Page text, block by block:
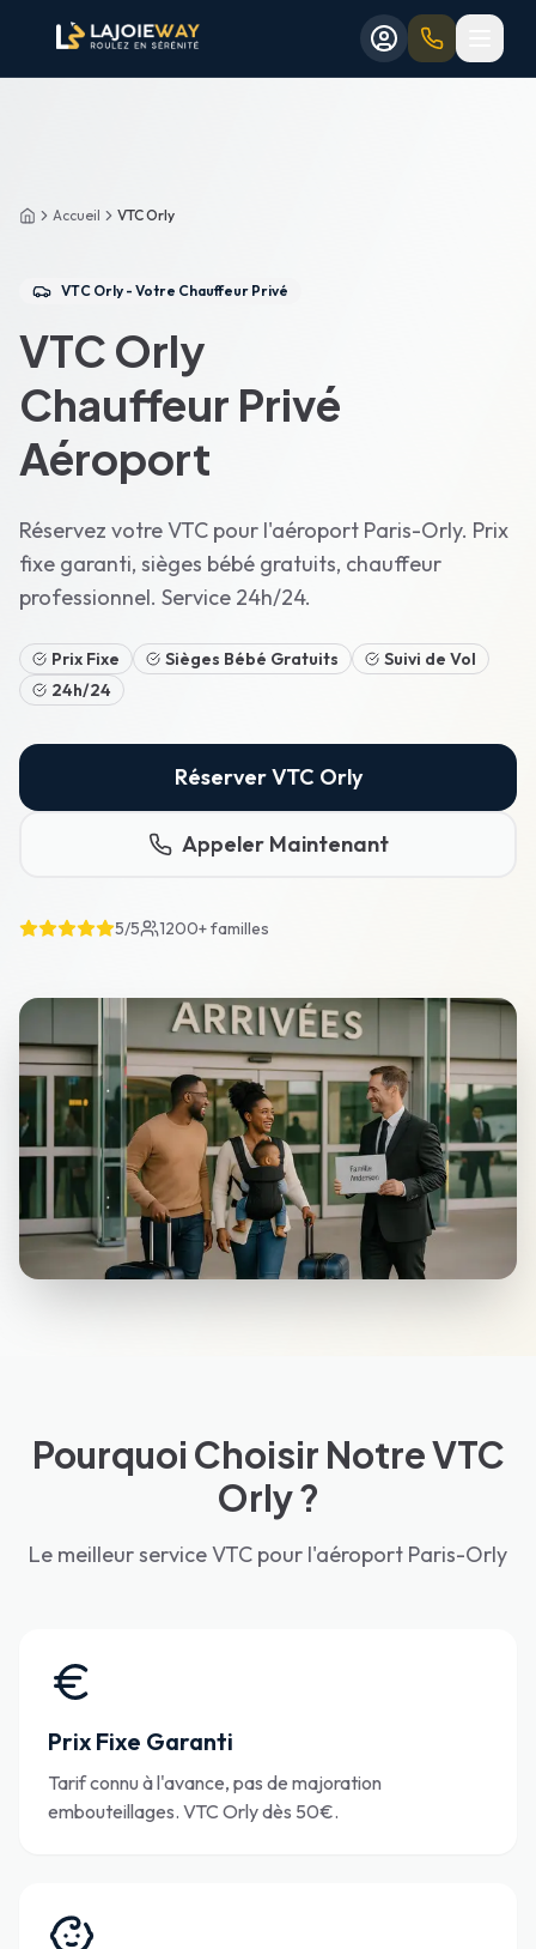
AccueilAccueil VTC Orly
VTC Orly - Votre Chauffeur Privé
VTC Orly
Chauffeur Privé
Aéroport
Réservez votre VTC pour l'aéroport Paris-Orly. Prix
fixe garanti, sièges bébé gratuits, chauffeur
professionnel. Service 24h/24.
Prix Fixe Sièges Bébé Gratuits
Suivi de Vol
24h/24
Réserver VTC Orly
Appeler Maintenant
5/5 1200+familles
Pourquoi Choisir Notre VTC
Orly ?
Le meilleur service VTC pour l'aéroport Paris-Orly
Prix Fixe Garanti
Tarif connu à l'avance, pas de majoration
embouteillages. VTC Orly dès 50€.